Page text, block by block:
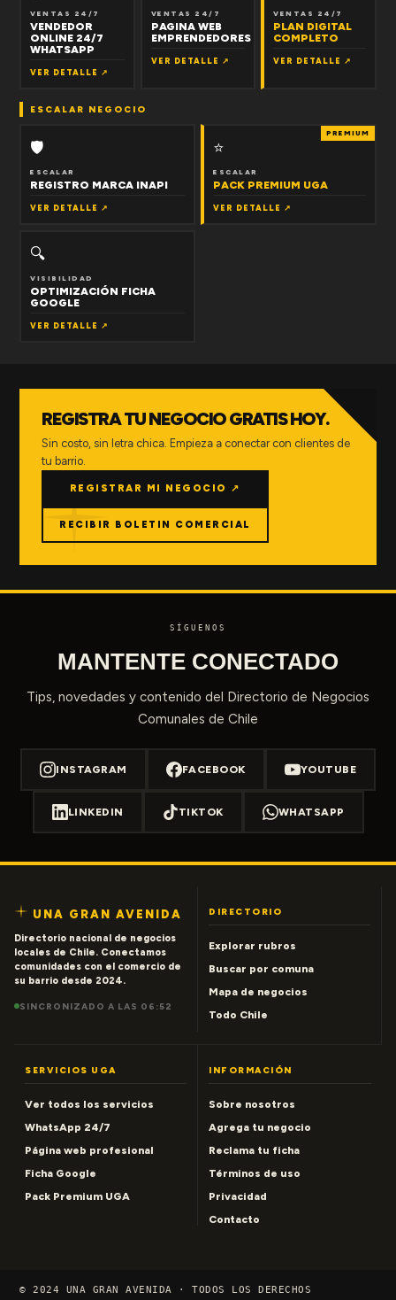
VENTAS 24/7
VENDEDOR
ONLINE 24/7
WHATSAPP
VER DETALLE ↗
VENTAS 24/7
PAGINA WEB
EMPRENDEDORES
VER DETALLE ↗
VENTAS 24/7
PLAN DIGITAL
COMPLETO
VER DETALLE ↗
ESCALAR NEGOCIO
🛡
ESCALAR
REGISTRO MARCA INAPI
VER DETALLE ↗
PREMIUM
⭐
ESCALAR
PACK PREMIUM UGA
VER DETALLE ↗
🔍
VISIBILIDAD
OPTIMIZACIÓN FICHA
GOOGLE
VER DETALLE ↗
REGISTRA TU NEGOCIO GRATIS HOY.
Sin costo, sin letra chica. Empieza a conectar con clientes de
tu barrio.
REGISTRAR MI NEGOCIO ↗
RECIBIR BOLETIN COMERCIAL
SÍGUENOS
MANTENTE CONECTADO
Tips, novedades y contenido del Directorio de Negocios
Comunales de Chile
INSTAGRAM FACEBOOK YOUTUBE
LINKEDIN TIKTOK WHATSAPP
UNA GRAN AVENIDA
Directorio nacional de negocios
locales de Chile. Conectamos
comunidades con el comercio de
su barrio desde 2024.
SINCRONIZADO A LAS 06:52
DIRECTORIO
Explorar rubros
Buscar por comuna
Mapa de negocios
Todo Chile
SERVICIOS UGA
Ver todos los servicios
WhatsApp 24/7
Página web profesional
Ficha Google
Pack Premium UGA
INFORMACIÓN
Sobre nosotros
Agrega tu negocio
Reclama tu ficha
Términos de uso
Privacidad
Contacto
© 2024 UNA GRAN AVENIDA · TODOS LOS DERECHOS